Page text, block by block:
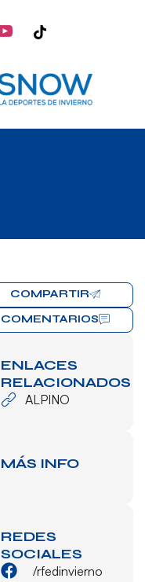
COMPARTIR
COMENTARIOS
ENLACES
RELACIONADOS
ALPINO
MÁS INFO
REDES
SOCIALES
/rfedinvierno